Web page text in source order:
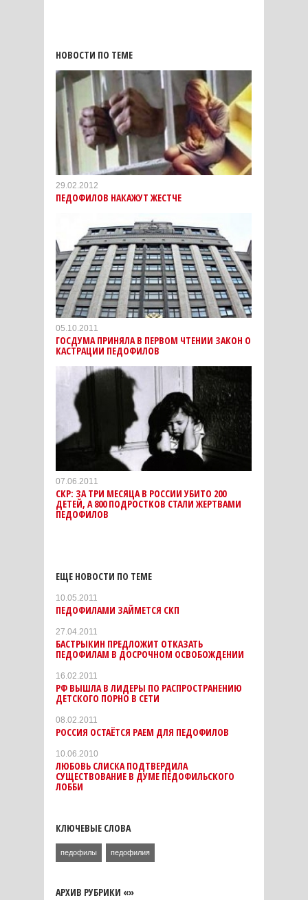
НОВОСТИ ПО ТЕМЕ
29.02.2012
ПЕДОФИЛОВ НАКАЖУТ ЖЕСТЧЕ
05.10.2011
ГОСДУМА ПРИНЯЛА В ПЕРВОМ ЧТЕНИИ ЗАКОН О
КАСТРАЦИИ ПЕДОФИЛОВ
07.06.2011
СКР: ЗА ТРИ МЕСЯЦА В РОССИИ УБИТО 200
ДЕТЕЙ, А 800 ПОДРОСТКОВ СТАЛИ ЖЕРТВАМИ
ПЕДОФИЛОВ
ЕЩЕ НОВОСТИ ПО ТЕМЕ
10.05.2011
ПЕДОФИЛАМИ ЗАЙМЕТСЯ СКП
27.04.2011
БАСТРЫКИН ПРЕДЛОЖИТ ОТКАЗАТЬ
ПЕДОФИЛАМ В ДОСРОЧНОМ ОСВОБОЖДЕНИИ
16.02.2011
РФ ВЫШЛА В ЛИДЕРЫ ПО РАСПРОСТРАНЕНИЮ
ДЕТСКОГО ПОРНО В СЕТИ
08.02.2011
РОССИЯ ОСТАЁТСЯ РАЕМ ДЛЯ ПЕДОФИЛОВ
10.06.2010
ЛЮБОВЬ СЛИСКА ПОДТВЕРДИЛА
СУЩЕСТВОВАНИЕ В ДУМЕ ПЕДОФИЛЬСКОГО
ЛОББИ
КЛЮЧЕВЫЕ СЛОВА
педофилы педофилия
АРХИВ РУБРИКИ «»